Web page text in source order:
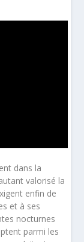
dans la
valorisé la
enfin de
et à ses
nocturnes
parmi les